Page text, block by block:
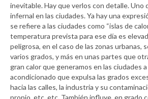
inevitable. Hay que verlos con detalle. Uno
infernal en las ciudades. Ya hay una
se refiere a las ciudades como “islas de
temperatura prevista para ese día es
peligrosa, en el caso de las zonas urbanas,
varios grados, y más en unas partes que
gran calor que generamos en las ciudades
acondicionado que expulsa las grados
hacia las calles, la industria y su
propio, etc. etc. También influye, en grado